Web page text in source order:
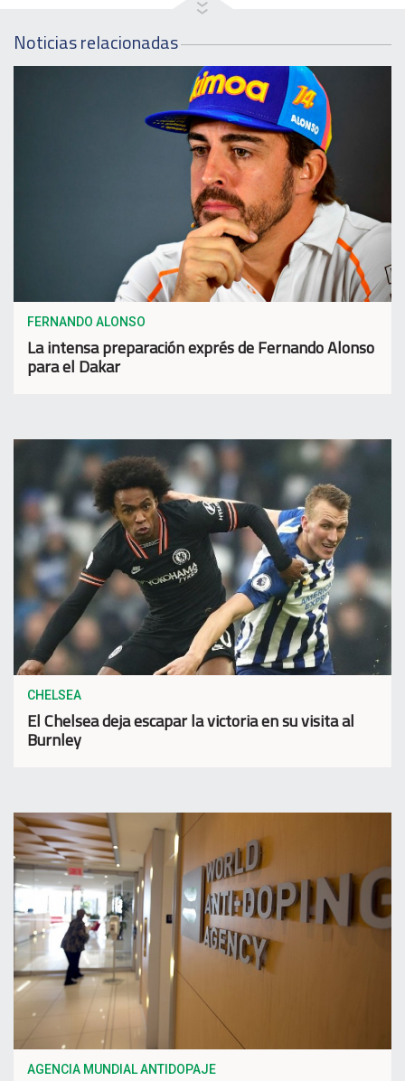
Noticias relacionadas
FERNANDO ALONSO
La intensa preparación exprés de Fernando Alonso
para el Dakar
CHELSEA
El Chelsea deja escapar la victoria en su visita al
Burnley
AGENCIA MUNDIAL ANTIDOPAJE